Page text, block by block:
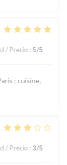
/ Precio : 5/5
: cuisine,
/ Precio : 3/5